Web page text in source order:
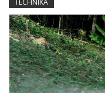
TECHNIKA